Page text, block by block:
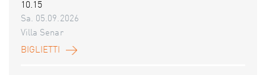
10.15
Sa. 05.09.2026
Villa Senar
BIGLIETTI